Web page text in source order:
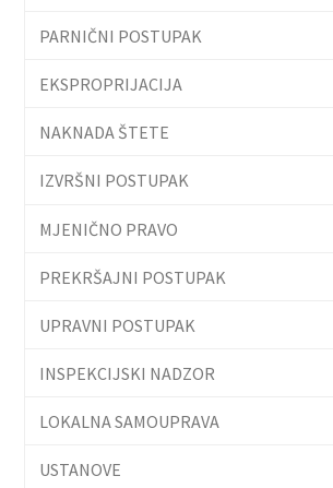
PARNIČNI POSTUPAK
EKSPROPRIJACIJA
NAKNADA ŠTETE
IZVRŠNI POSTUPAK
MJENIČNO PRAVO
PREKRŠAJNI POSTUPAK
UPRAVNI POSTUPAK
INSPEKCIJSKI NADZOR
LOKALNA SAMOUPRAVA
USTANOVE